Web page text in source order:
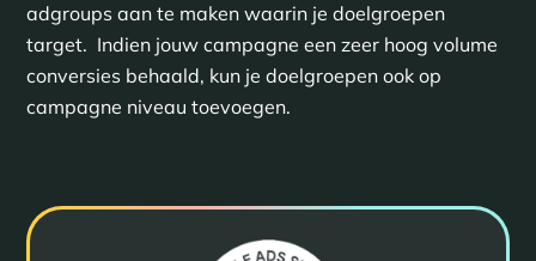
adgroups aan te maken waarin je doelgroepen
target. Indien jouw campagne een zeer hoog volume
conversies behaald, kun je doelgroepen ook op
campagne niveau toevoegen.